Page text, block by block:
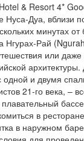
& Resort 4*
Нуса-Дуа, вблизи
минутах
Нгурах-Рай
или
и двумя
21-го века, –
в
в наружном